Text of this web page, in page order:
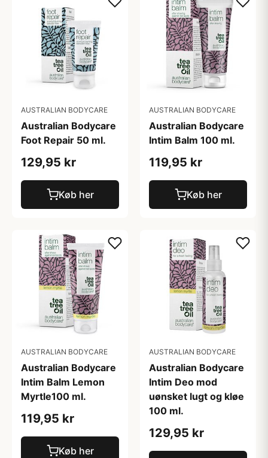
AUSTRALIAN BODYCARE
Australian Bodycare
Foot Repair 50 ml.
129,95 kr
Køb her
AUSTRALIAN BODYCARE
Australian Bodycare
Intim Balm 100 ml.
119,95 kr
Køb her
AUSTRALIAN BODYCARE
Australian Bodycare
Intim Balm Lemon
Myrtle100 ml.
119,95 kr
Køb her
AUSTRALIAN BODYCARE
Australian Bodycare
Intim Deo mod
uønsket lugt og kløe
100 ml.
129,95 kr